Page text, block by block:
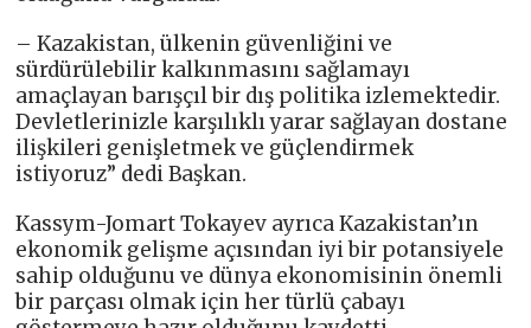
– Kazakistan, ülkenin güvenliğini ve
sürdürülebilir kalkınmasını sağlamayı
amaçlayan barışçıl bir dış politika izlemektedir.
Devletlerinizle karşılıklı yarar sağlayan dostane
ilişkileri genişletmek ve güçlendirmek
istiyoruz” dedi Başkan.
Kassym-Jomart Tokayev ayrıca Kazakistan’ın
ekonomik gelişme açısından iyi bir potansiyele
sahip olduğunu ve dünya ekonomisinin önemli
bir parçası olmak için her türlü çabayı